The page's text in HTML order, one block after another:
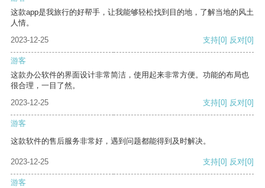
这款app是我旅行的好帮手，让我能够轻松找到目的地，了解当地的风土
人情。
2023-12-25
支持[0] 反对[0]
游客
这款办公软件的界面设计非常简洁，使用起来非常方便。功能的布局也
很合理，一目了然。
2023-12-25
支持[0] 反对[0]
游客
这款软件的售后服务非常好，遇到问题都能得到及时解决。
2023-12-25 支持[0] 反对[0]
游客